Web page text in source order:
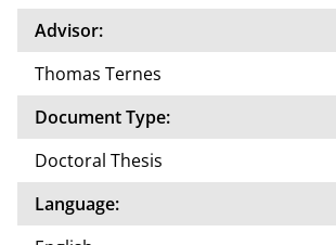
Advisor:
Thomas Ternes
Document Type:
Doctoral Thesis
Language: